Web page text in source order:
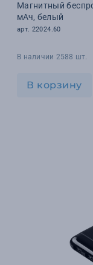
Магнитный
мАч, белый
арт. 22024.60
В наличии 2588 шт.
В корзину